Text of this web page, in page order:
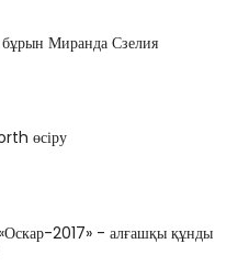
бұрын Миранда Сзелия
өсіру
2017» - алғашқы құнды